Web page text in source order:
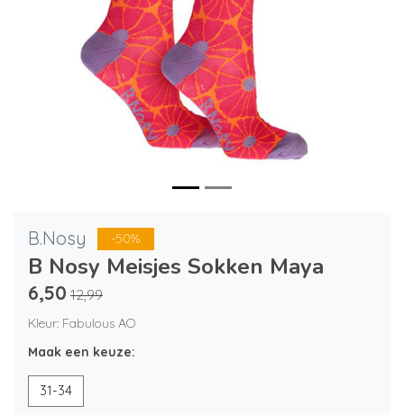
B.Nosy -50%
B Nosy Meisjes Sokken Maya
6,50 12,99
Kleur: Fabulous AO
Maak een keuze:
31-34